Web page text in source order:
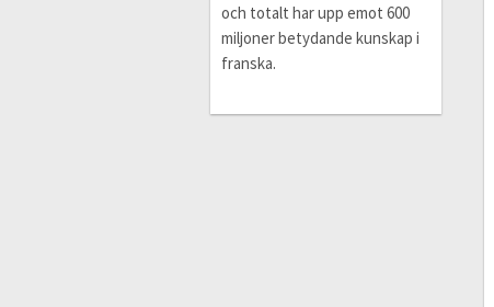
och totalt har upp emot 600
miljoner betydande kunskap i
franska.